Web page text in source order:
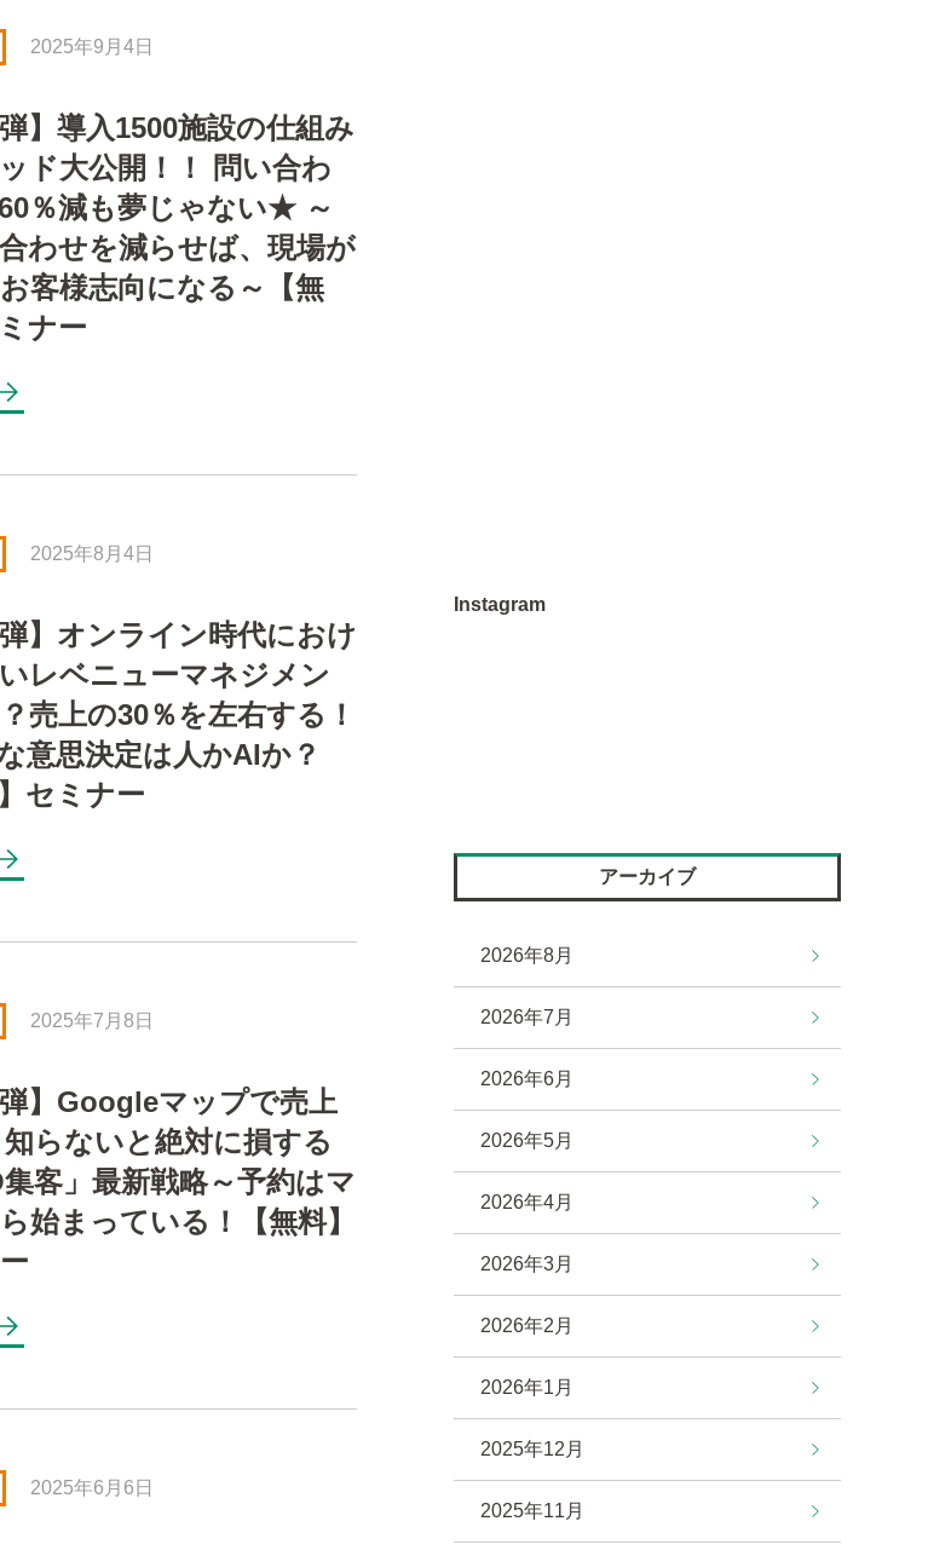
2025年9月4日
弾】導入1500施設の仕組み
ド大公開！！ 問い合わ
％減も夢じゃない★ ～
わせを減らせば、現場が
客様志向になる～【無
ナー
2025年8月4日
弾】オンライン時代におけ
レベニューマネジメン
売上の30％を左右する！
意思決定は人かAIか？
】セミナー
2025年7月8日
弾】Googleマップで売上
らないと絶対に損する
集客」最新戦略～予約はマ
始まっている！【無料】
2025年6月6日
Instagram
アーカイブ
2026年8月
2026年7月
2026年6月
2026年5月
2026年4月
2026年3月
2026年2月
2026年1月
2025年12月
2025年11月